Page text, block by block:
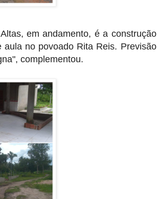
em andamento, é a construção
no povoado Rita Reis. Previsão
complementou.